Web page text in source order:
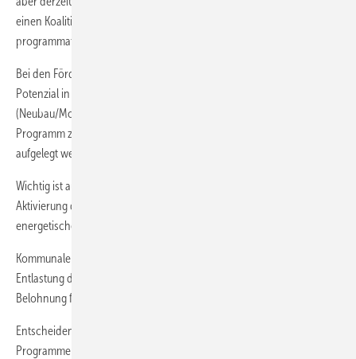
einen Koalitionsvertrag typisch ist: Viele Formulierungen bleiben
programmatisch, konkrete Summen oder Zeitpläne fehlen oft.
Bei den Förderprogrammen und finanziellen Anreizen ist ein Mix mit
Potenzial in Sicht: Die KfW-Förderung soll vereinfacht werden
(Neubau/Modernisierung als zwei zentrale Programme), ein
Programm zur
aufgelegt werden - mit eigenkapitalersetzenden Maßnahmen.
Wichtig ist auch die Wiedereinführung der
Aktivierung des Bauüberhangs und die steuerliche Absetzbarkeit von
energetischen Sanierungen bei Erbschaftsimmobilien.
Kommunale Wohnungsbaugesellschaften sollten durch eine
Entlastung des Eigenkapitals unterstützt und eine steuerliche
Belohnung für preisgünstige Mieten eingeführt werden.
Entscheidend wird die Ausgestaltung und praktische Umsetzung der
Programme sein. Man kann vieles wollen, die Frage ist nur, ob es sich